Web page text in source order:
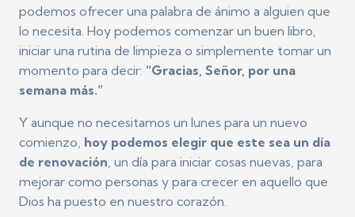
podemos ofrecer una palabra de ánimo a alguien que
lo necesita. Hoy podemos comenzar un buen libro,
iniciar una rutina de limpieza o simplemente tomar un
momento para decir: “Gracias, Señor, por una
semana más.”
Y aunque no necesitamos un lunes para un nuevo
comienzo, hoy podemos elegir que este sea un día
de renovación , un día para iniciar cosas nuevas, para
mejorar como personas y para crecer en aquello que
Dios ha puesto en nuestro corazón.